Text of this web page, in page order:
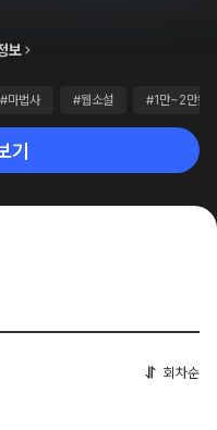
보
#마법사 #웹소설 #1만~2만원
기
회차순